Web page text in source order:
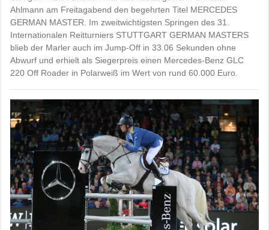
Ahlmann am Freitagabend den begehrten Titel MERCEDES
GERMAN MASTER. Im zweitwichtigsten Springen des 31.
Internationalen Reitturniers STUTTGART GERMAN MASTERS
blieb der Marler auch im Jump-Off in 33.06 Sekunden ohne
Abwurf und erhielt als Siegerpreis einen Mercedes-Benz GLC
220 Off Roader in Polarweiß im Wert von rund 60.000 Euro.